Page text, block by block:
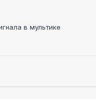
в мультике